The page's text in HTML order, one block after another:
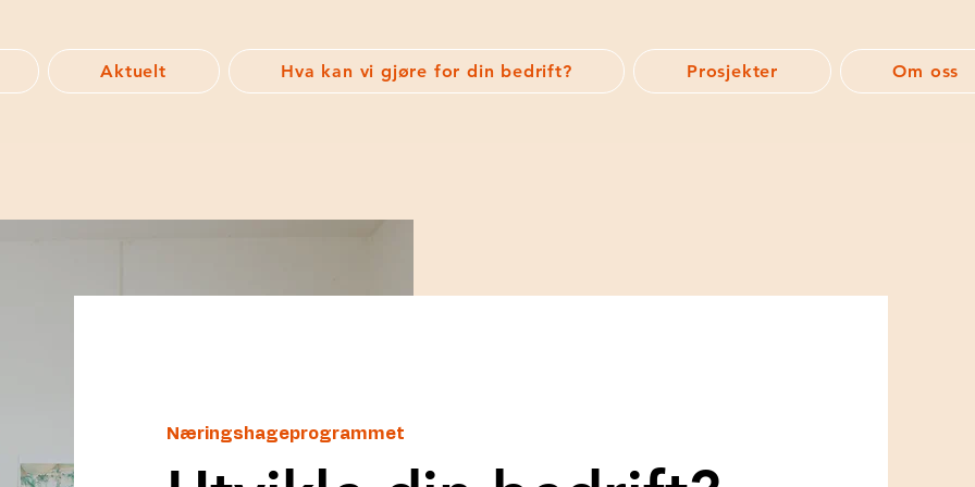
Aktuelt Hva kan vi gjøre for din bedrift? Prosjekter Om oss
Næringshageprogrammet